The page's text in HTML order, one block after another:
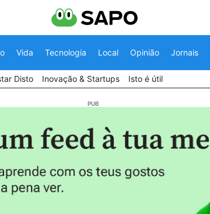
Vida Tecnologia Local Opinião Jornais
Disto Inovação & Startups Isto é útil